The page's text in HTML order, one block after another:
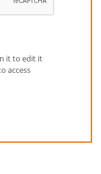
it to edit it
access